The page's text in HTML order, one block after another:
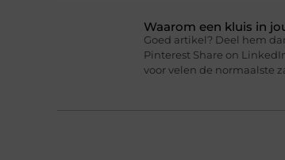
Waarom een kluis in
Goed artikel? Deel hem
Pinterest Share on
voor velen de normaalste